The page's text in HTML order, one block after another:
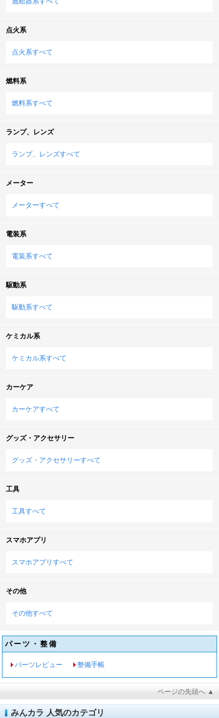
点火系
点火系すべて
燃料系
燃料系すべて
ランプ、レンズ
ランプ、レンズすべて
メーター
メーターすべて
電装系
電装系すべて
駆動系
駆動系すべて
ケミカル系
ケミカル系すべて
カーケア
カーケアすべて
グッズ・アクセサリー
グッズ・アクセサリーすべて
工具
工具すべて
スマホアプリ
スマホアプリすべて
その他
その他すべて
パーツ・整備
パーツレビュー 整備手帳
ページの先頭へ ▲
みんカラ 人気のカテゴリ